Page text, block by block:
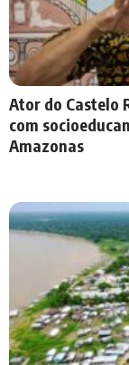
Ator do Castelo
com
Amazonas